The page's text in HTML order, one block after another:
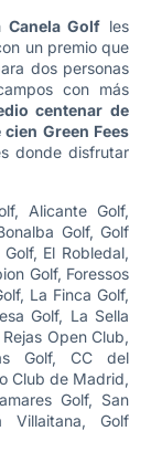
Canela Golf les
un premio que
dos personas
con más
centenar de
cien Green Fees
donde disfrutar
Alicante Golf,
Golf, Golf
El Robledal,
Golf, Foressos
La Finca Golf,
Golf, La Sella
Open Club,
Golf, CC del
Club de Madrid,
Golf, San
Villaitana, Golf